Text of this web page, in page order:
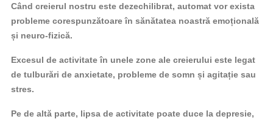
Când creierul nostru este dezechilibrat, automat vor exista
probleme corespunzătoare în sănătatea noastră emoțională
și neuro-fizică.
Excesul de activitate în unele zone ale creierului este legat
de tulburări de anxietate, probleme de somn și agitație sau
stres.
Pe de altă parte, lipsa de activitate poate duce la depresie,